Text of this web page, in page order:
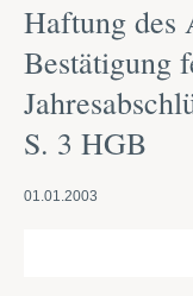
Haftung des
Bestätigung
S. 3 HGB
01.01.2003